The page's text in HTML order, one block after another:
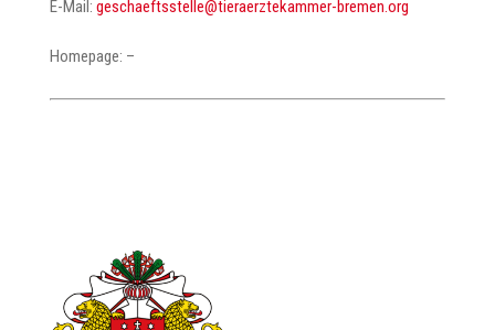
E-Mail:
gro.nemerb-remmaketzreareit
@elletsstfeahcseg
Homepage: –